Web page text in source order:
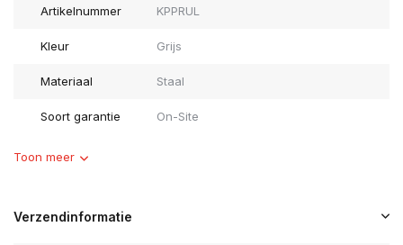
Artikelnummer KPPRUL
Kleur Grijs
Materiaal Staal
Soort garantie On-Site
Toon meer
Verzendinformatie